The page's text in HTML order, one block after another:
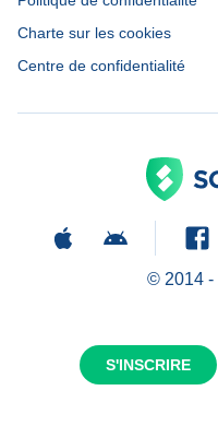
S'INSCRIRE
Charte sur les cookies
Centre de confidentialité
© 2014 -